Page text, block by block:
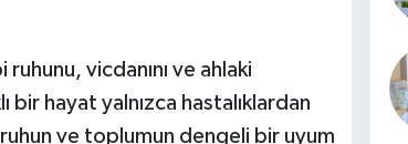
vicdanını ve ahlaki
hayat yalnızca hastalıklardan
ve toplumun dengeli bir uyum